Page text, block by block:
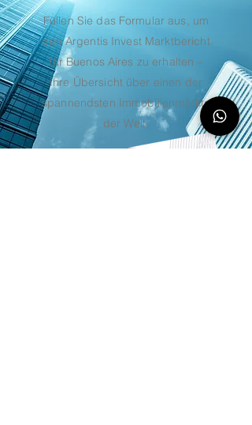
Füllen Sie das Formular aus, um
den Argentis Invest Marktbericht
für Buenos Aires zu erhalten –
Ihre Übersicht über einen der
spannendsten Immobilienmärkte
der Welt.